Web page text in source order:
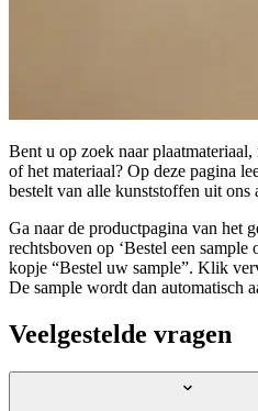
Bent u op zoek naar
of het materiaal? Op deze pagina
bestelt van alle kunststoffen uit ons
Ga naar de productpagina van het
rechtsboven op ‘Bestel een
kopje “Bestel uw sample”. Klik
De sample wordt dan automatisch
Veelgestelde vragen